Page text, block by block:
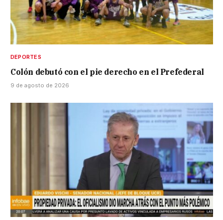
DEPORTES
Colón debutó con el pie derecho en el Prefederal
9 de agosto de 2026